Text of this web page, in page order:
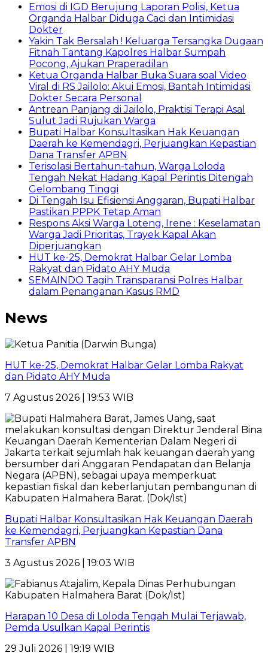
Emosi di IGD Berujung Laporan Polisi, Ketua
Organda Halbar Diduga Caci dan Intimidasi
Dokter
Yakin Tak Bersalah ! Keluarga Tersangka Dugaan
Fitnah Tantang Kapolres Halbar Sumpah
Pocong, Ajukan Praperadilan
Ketua Organda Halbar Buka Suara soal Video
Viral di RS Jailolo: Akui Emosi, Bantah Intimidasi
Dokter Secara Personal
Antrean Panjang di Jailolo, Praktisi Terapi Asal
Sulut Jadi Rujukan Warga
Bupati Halbar Konsultasikan Hak Keuangan
Daerah ke Kemendagri, Perjuangkan Kepastian
Dana Transfer APBN
Terisolasi Bertahun-tahun, Warga Loloda
Tengah Nekat Hadang Kapal Perintis Ditengah
Gelombang Tinggi
Di Tengah Isu Efisiensi Anggaran, Bupati Halbar
Pastikan PPPK Tetap Aman
Respons Aksi Warga Loteng, Irene : Keselamatan
Warga Jadi Prioritas, Trayek Kapal Akan
Diperjuangkan
HUT ke-25, Demokrat Halbar Gelar Lomba
Rakyat dan Pidato AHY Muda
SEMAINDO Tagih Transparansi Polres Halbar
dalam Penanganan Kasus RMD
News
HUT ke-25, Demokrat Halbar Gelar Lomba Rakyat
dan Pidato AHY Muda
7 Agustus 2026 | 19:53 WIB
Bupati Halbar Konsultasikan Hak Keuangan Daerah
ke Kemendagri, Perjuangkan Kepastian Dana
Transfer APBN
3 Agustus 2026 | 19:03 WIB
Harapan 10 Desa di Loloda Tengah Mulai Terjawab,
Pemda Usulkan Kapal Perintis
29 Juli 2026 | 19:19 WIB